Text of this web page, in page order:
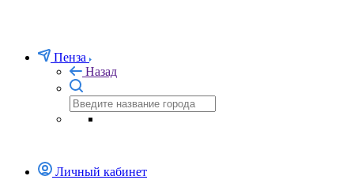
Пенза
Назад
Личный кабинет